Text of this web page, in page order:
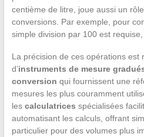
centième de litre, joue aussi un
conversions. Par exemple, pour
simple division par 100 est
La précision de ces opérations est
d’instruments de mesure
conversion qui fournissent une
mesures les plus couramment
les calculatrices spécialisées
automatisant les calculs, offrant
particulier pour des volumes plus